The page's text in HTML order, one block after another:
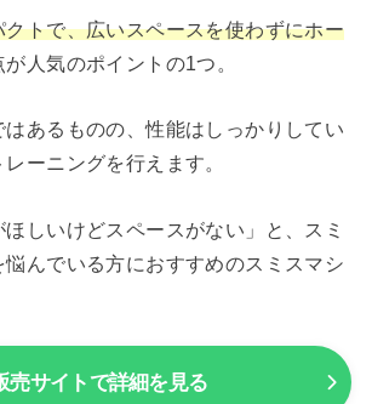
トで、広いスペースを使わずにホー
が人気のポイントの1つ。
はあるものの、性能はしっかりしてい
ーニングを行えます。
ほしいけどスペースがない」と、スミ
悩んでいる方におすすめのスミスマシ
売サイトで詳細を見る